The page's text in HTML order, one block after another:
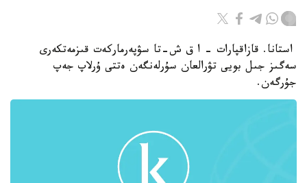
استانا. قازاقپارات - ​ا ق ش-تا سۋپەرماركەت قىزمەتكەرى
سەگىز جىل بويى تۋرالعان سۇرلەنگەن ەتتى ۇرلاپ جەپ
جۇرگەن.